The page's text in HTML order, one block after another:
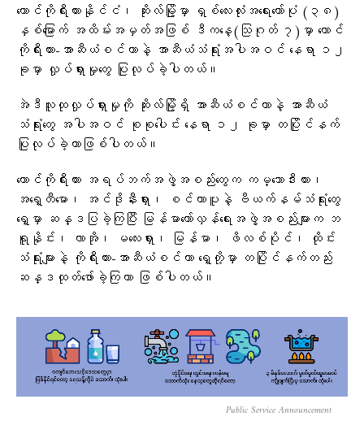
တောင်ကိုရီးယားနိုင်ငံ၊ ဆိုးလ်မြို့မှာ ရှစ်လေးလုံးအရေးတော်ပုံ (၃၈)
နှစ်မြောက် အထိမ်းအမှတ်အဖြစ် ဒီကနေ့(သြဂုတ် ၇)မှာ တောင်
ကိုရီးယား-အာဆီယံစင်တာနဲ့ အာဆီယံသံရုံးအပါအဝင် နေရာ ၁၂
ခုမှာ လှုပ်ရှားမှုတွေ ပြုလုပ်ခဲ့ပါတယ်။
အဲဒီလူထုလှုပ်ရှားမှုကို ဆိုးလ်မြို့ရှိ အာဆီယံစင်တာနဲ့ အာဆီယံ
သံရုံးတွေ အပါအဝင် စုစုပေါင်း နေရာ ၁၂ ခုမှာ တပြိုင်နက်
ပြုလုပ်ခဲ့တာဖြစ်ပါတယ်။
တောင်ကိုရီးယား အရပ်ဘက်အဖွဲ့အစည်းတွေက ကမ္ဘောဒီးယား၊
အရှေ့တီမော၊ အင်ဒိုနီးရှား၊ စင်ကာပူနဲ့ ဗီယက်နမ်သံရုံးတွေ
ရှေ့မှာ ဆန္ဒပြခဲ့ကြပြီး မြန်မာတော်လှန်ရေးအဖွဲ့အစည်းများက ဘ
ရူနိုင်း၊ လာအို၊ မလေးရှား၊ မြန်မာ၊ ဖိလစ်ပိုင်၊ ထိုင်း
သံရုံးများနဲ့ ကိုရီးယား-အာဆီယံစင်တာ ရှေ့တို့မှာ တပြိုင်နက်တည်း
ဆန္ဒထုတ်ဖော်ခဲ့ကြတာ ဖြစ်ပါတယ်။
Public Service Announcement